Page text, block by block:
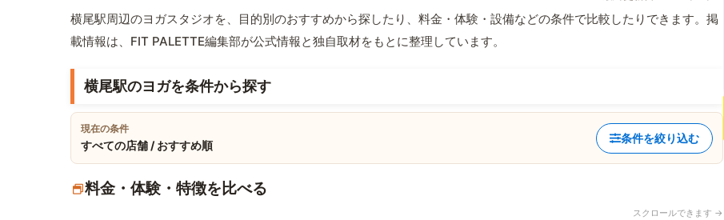
横尾駅周辺のヨガスタジオを、目的別のおすすめから探したり、料金・体験・設備などの条件で比較したりできます。掲
載情報は、FIT PALETTE編集部が公式情報と独自取材をもとに整理しています。
横尾駅のヨガを条件から探す
現在の条件
すべての店舗 / おすすめ順
条件を絞り込む
料金・体験・特徴を比べる
スクロールできます →